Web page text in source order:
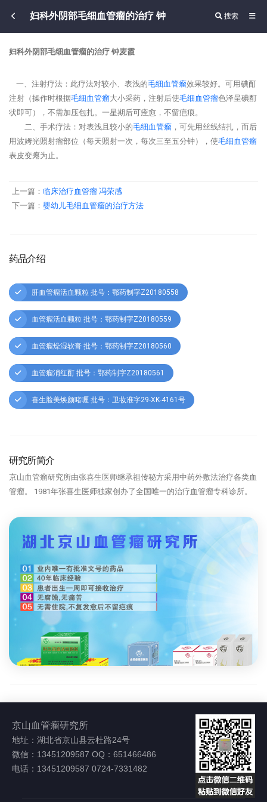
妇科外阴部毛细血管瘤的治疗 钟 搜索
妇科外阴部毛细血管瘤的治疗 钟麦霞
一、注射疗法：此疗法对较小、表浅的毛细血管瘤效果较好。可用碘酊
注射（操作时根据毛细血管瘤大小采药，注射后使毛细血管瘤色泽呈碘酊
状即可），不需加压包扎。一星期后可痊愈，不留疤痕。
二、手术疗法：对表浅且较小的毛细血管瘤 ，可先用丝线结扎，而后
用波姆光照射瘤部位（每天照射一次，每次三至五分钟），使毛细血管瘤
表皮变瘪为止。
上一篇： 临床治疗血管瘤 冯荣感
下一篇： 婴幼儿毛细血管瘤的治疗方法
药品介绍
肝血管瘤活血颗粒 批号：鄂药制字Z20180558
血管瘤活血颗粒 批号：鄂药制字Z20180559
血管瘤燥湿软膏 批号：鄂药制字Z20180560
血管瘤消红酊 批号：鄂药制字Z20180561
喜生脸美焕颜啫喱 批号：卫妆准字29-XK-4161号
研究所简介
京山血管瘤研究所由张喜生医师继承祖传秘方采用中药外敷法治疗各类血
管瘤。 1981年张喜生医师独家创办了全国唯一的治疗血管瘤专科诊所。
京山血管瘤研究所
地址：湖北省京山县云杜路24号
微信：13451209587 OQ：651466486
电话：13451209587 0724-7331482